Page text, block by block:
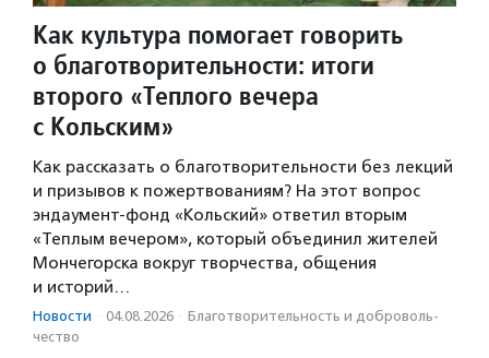
Как культура помогает говорить
о благотворительности: итоги
второго «Теплого вечера
с Кольским»
Как рассказать о благотворительности без лекций
и призывов к пожертвованиям? На этот вопрос
эндаумент-фонд «Кольский» ответил вторым
«Теплым вечером», который объединил жителей
Мончегорска вокруг творчества, общения
и историй…
Новости · 04.08.2026 · Благотвори­тель­ность и доброволь­
чест­во